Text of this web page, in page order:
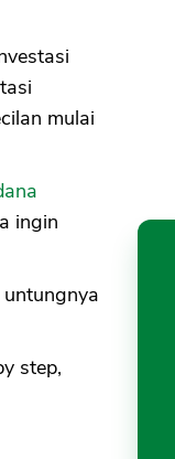
mulai
ingin
untungnya
step,